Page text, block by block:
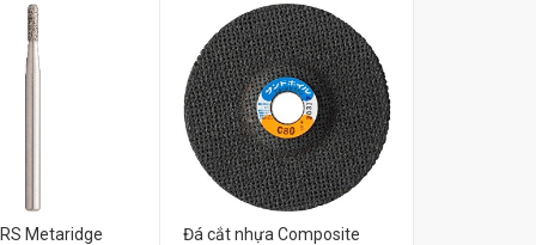
Metaridge
Đá cắt nhựa Composite